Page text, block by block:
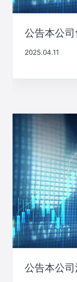
公告本公
2025.04.11
公告本公